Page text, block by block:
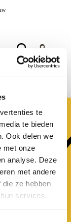
te
te bieden
Ook delen we
met onze
analyse. Deze
met andere
ze hebben
services.